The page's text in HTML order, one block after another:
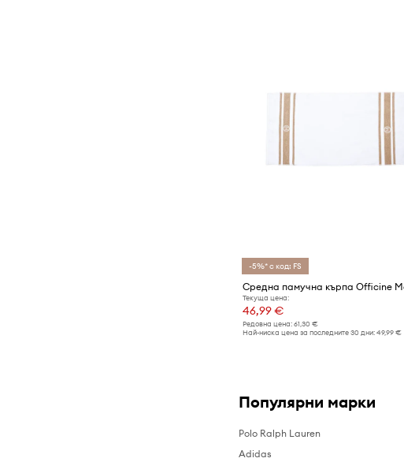
-5%* с код: FS
Текуща цена:
46,99 €
Редовна цена: 61,30 €
Най-ниска цена за последните 30 дни: 49,99 €
Популярни марки
Polo Ralph Lauren
Adidas